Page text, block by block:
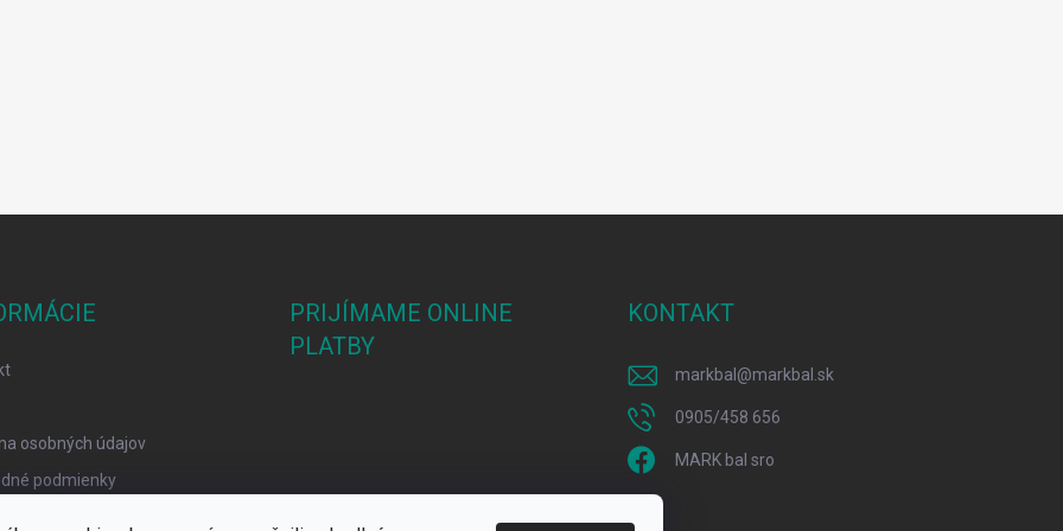
osobných údajov
podmienky
PRIJÍMAME ONLINE
PLATBY
KONTAKT
markbal @markbal.sk
0905/458 656
MARK bal sro